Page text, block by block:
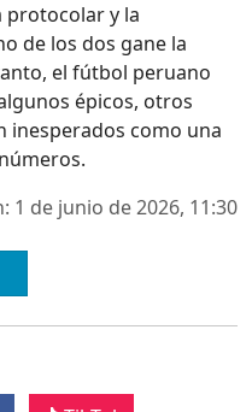
protocolar y la
de los dos gane la
el fútbol peruano
épicos, otros
inesperados como una
1 de junio de 2026, 11:30